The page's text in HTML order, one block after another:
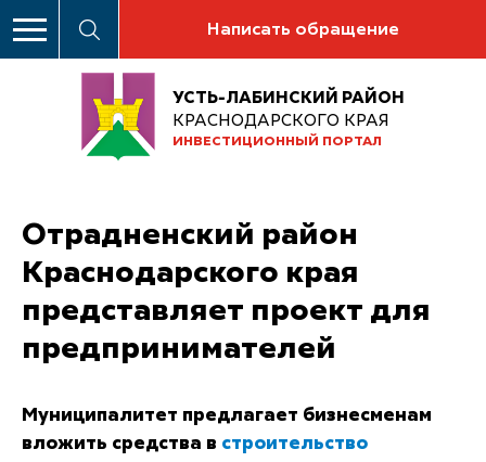
Написать обращение
УСТЬ-ЛАБИНСКИЙ РАЙОН
КРАСНОДАРСКОГО КРАЯ
ИНВЕСТИЦИОННЫЙ ПОРТАЛ
Отрадненский район
Краснодарского края
представляет проект для
предпринимателей
Муниципалитет предлагает бизнесменам
вложить средства в строительство